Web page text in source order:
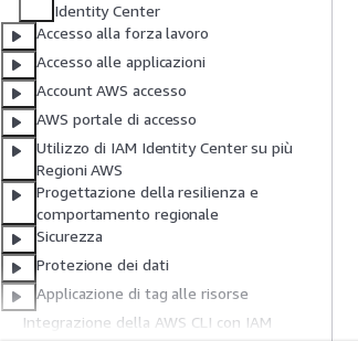
Identity Center
Accesso alla forza lavoro
Accesso alle applicazioni
Account AWS accesso
AWS portale di accesso
Utilizzo di IAM Identity Center su più
Regioni AWS
Progettazione della resilienza e
comportamento regionale
Sicurezza
Protezione dei dati
Applicazione di tag alle risorse
Integrazione della AWS CLI con IAM